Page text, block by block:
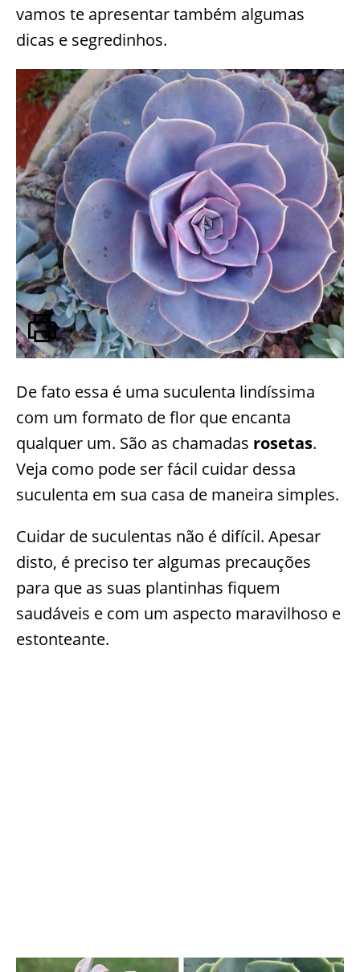
vamos te apresentar também algumas
dicas e segredinhos.
De fato essa é uma suculenta lindíssima
com um formato de flor que encanta
qualquer um. São as chamadas rosetas.
Veja como pode ser fácil cuidar dessa
suculenta em sua casa de maneira simples.
Cuidar de suculentas não é difícil. Apesar
disto, é preciso ter algumas precauções
para que as suas plantinhas fiquem
saudáveis e com um aspecto maravilhoso e
estonteante.